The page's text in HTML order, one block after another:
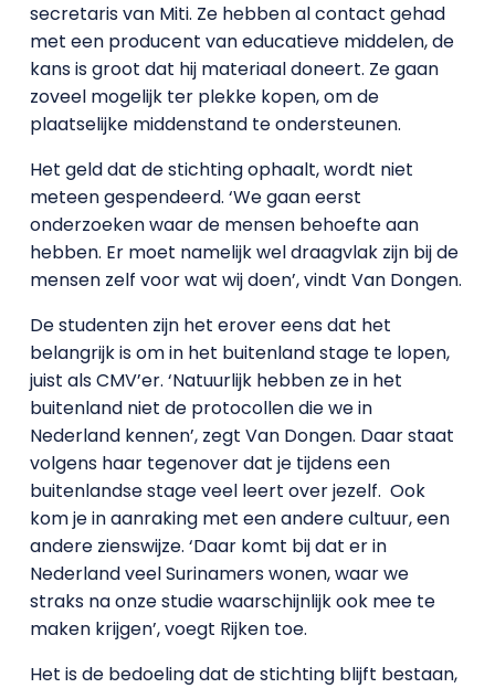
secretaris van Miti. Ze hebben al contact gehad
met een producent van educatieve middelen, de
kans is groot dat hij materiaal doneert. Ze gaan
zoveel mogelijk ter plekke kopen, om de
plaatselijke middenstand te ondersteunen.
Het geld dat de stichting ophaalt, wordt niet
meteen gespendeerd. ‘We gaan eerst
onderzoeken waar de mensen behoefte aan
hebben. Er moet namelijk wel draagvlak zijn bij de
mensen zelf voor wat wij doen’, vindt Van Dongen.
De studenten zijn het erover eens dat het
belangrijk is om in het buitenland stage te lopen,
juist als CMV’er. ‘Natuurlijk hebben ze in het
buitenland niet de protocollen die we in
Nederland kennen’, zegt Van Dongen. Daar staat
volgens haar tegenover dat je tijdens een
buitenlandse stage veel leert over jezelf. Ook
kom je in aanraking met een andere cultuur, een
andere zienswijze. ‘Daar komt bij dat er in
Nederland veel Surinamers wonen, waar we
straks na onze studie waarschijnlijk ook mee te
maken krijgen’, voegt Rijken toe.
Het is de bedoeling dat de stichting blijft bestaan,